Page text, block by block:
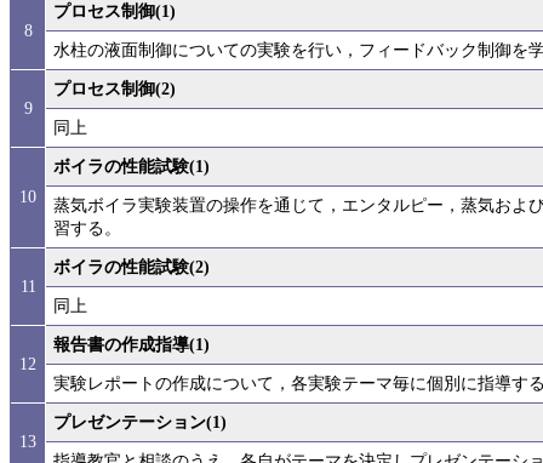
8
プロセス制御(1)
水柱の液面制御についての実験を行い，フィードバック制御を
9
プロセス制御(2)
同上
10
ボイラの性能試験(1)
蒸気ボイラ実験装置の操作を通じて，エンタルピー，蒸気およ
習する。
11
ボイラの性能試験(2)
同上
12
報告書の作成指導(1)
実験レポートの作成について，各実験テーマ毎に個別に指導す
13
プレゼンテーション(1)